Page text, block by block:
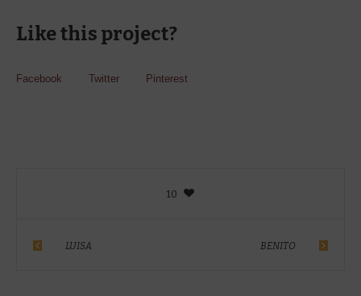
Like this project?
Facebook Twitter Pinterest
10
LUISA BENITO